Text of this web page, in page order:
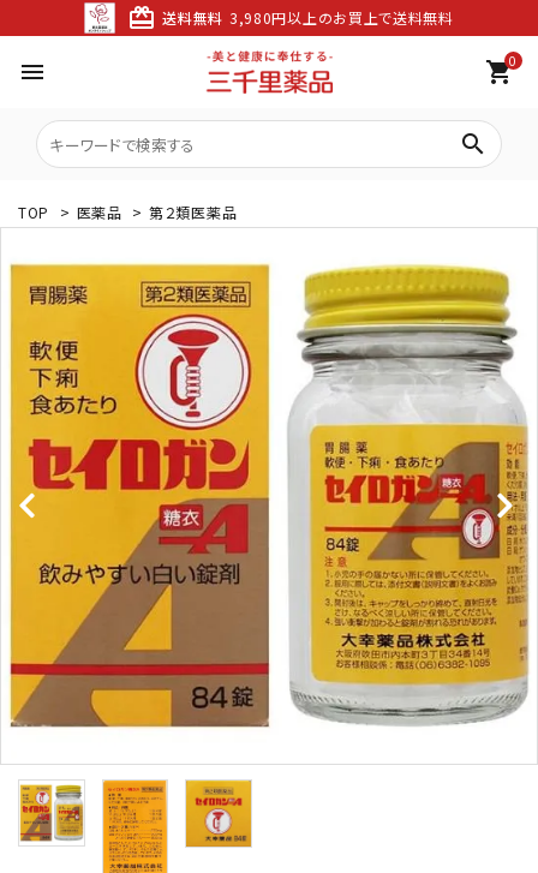
card_giftcard 送料無料 3,980円以上のお買上で送料無料
menu 0
shopping_cart
search
TOP > 医薬品 > 第２類医薬品